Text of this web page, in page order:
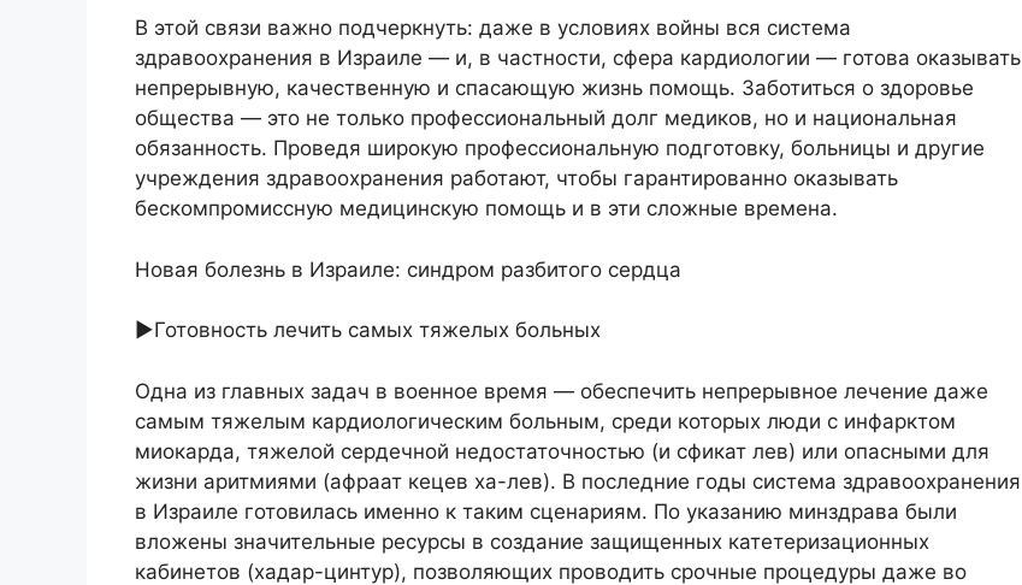
В этой связи важно подчеркнуть: даже в условиях войны вся система
здравоохранения в Израиле — и, в частности, сфера кардиологии — готова оказывать
непрерывную, качественную и спасающую жизнь помощь. Заботиться о здоровье
общества — это не только профессиональный долг медиков, но и национальная
обязанность. Проведя широкую профессиональную подготовку, больницы и другие
учреждения здравоохранения работают, чтобы гарантированно оказывать
бескомпромиссную медицинскую помощь и в эти сложные времена.
Новая болезнь в Израиле: синдром разбитого сердца
►Готовность лечить самых тяжелых больных
Одна из главных задач в военное время — обеспечить непрерывное лечение даже
самым тяжелым кардиологическим больным, среди которых люди с инфарктом
миокарда, тяжелой сердечной недостаточностью (и сфикат лев) или опасными для
жизни аритмиями (афраат кецев ха-лев). В последние годы система здравоохранения
в Израиле готовилась именно к таким сценариям. По указанию минздрава были
вложены значительные ресурсы в создание защищенных катетеризационных
кабинетов (хадар-цинтур), позволяющих проводить срочные процедуры даже во